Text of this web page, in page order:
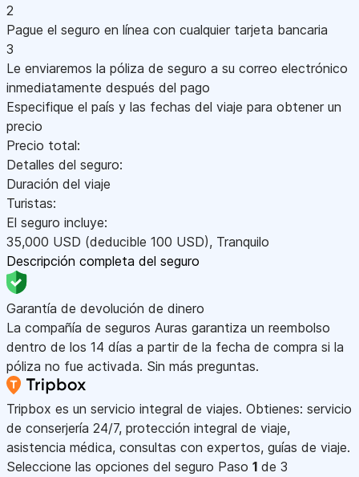
2
Pague el seguro en línea con cualquier tarjeta bancaria
3
Le enviaremos la póliza de seguro a su correo electrónico
inmediatamente después del pago
Especifique el país y las fechas del viaje para obtener un
precio
Precio total:
Detalles del seguro:
Duración del viaje
Turistas:
El seguro incluye:
35,000 USD (deducible 100 USD), Tranquilo
Descripción completa del seguro
Garantía de devolución de dinero
La compañía de seguros Auras garantiza un reembolso
dentro de los 14 días a partir de la fecha de compra si la
póliza no fue activada. Sin más preguntas.
Tripbox es un servicio integral de viajes. Obtienes: servicio
de conserjería 24/7, protección integral de viaje,
asistencia médica, consultas con expertos, guías de viaje.
Seleccione las opciones del seguro Paso 1 de 3